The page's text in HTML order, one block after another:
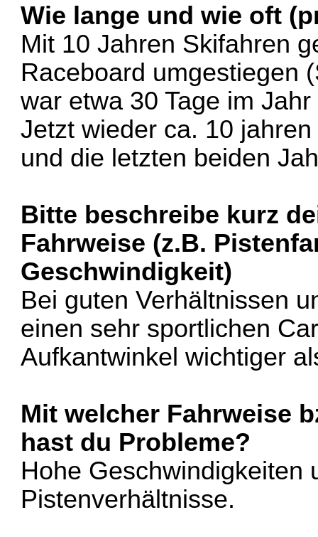
Wie lange und wie oft
Mit 10 Jahren Skifahren
Raceboard umgestiegen
war etwa 30 Tage im
Jetzt wieder ca. 10
und die letzten beiden
Bitte beschreibe kurz
Fahrweise (z.B.
Geschwindigkeit)
Bei guten Verhältnissen
einen sehr sportlichen
Aufkantwinkel wichtiger
Mit welcher Fahrweise
hast du Probleme?
Hohe Geschwindigkeiten
Pistenverhältnisse.